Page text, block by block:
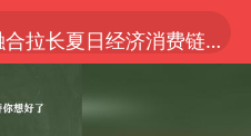
列腺癌恶化